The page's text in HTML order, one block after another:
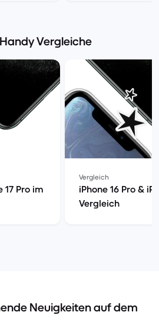
Vergleiche
17 Pro im
Vergleich
iPhone 16 Pro &
Vergleich
Neuigkeiten auf dem